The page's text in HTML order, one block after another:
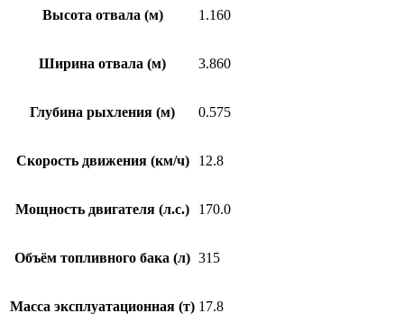
Высота отвала (м) 1.160
Ширина отвала (м) 3.860
Глубина рыхления (м) 0.575
Скорость движения (км/ч) 12.8
Мощность двигателя (л.с.) 170.0
Объём топливного бака (л) 315
Масса эксплуатационная (т) 17.8